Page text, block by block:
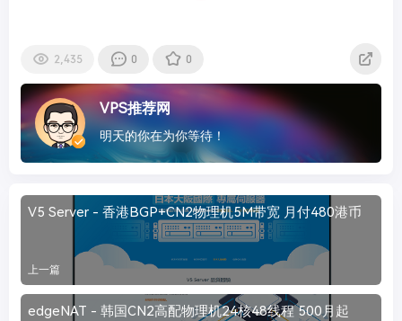
2,435 0 0
VPS推荐网
明天的你在为你等待！
V5 Server - 香港BGP+CN2物理机5M带宽 月付480港币
上一篇
edgeNAT - 韩国CN2高配物理机24核48线程 500月起